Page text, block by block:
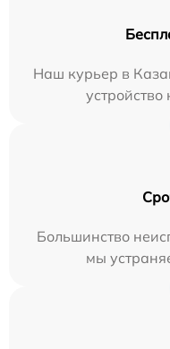
Наш курьер в
Большинство
мы